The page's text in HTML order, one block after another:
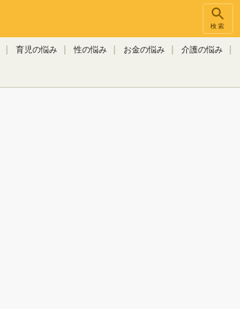
検索
育児の悩み 性の悩み お金の悩み 介護の悩み